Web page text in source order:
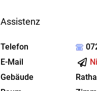
Assistenz
Telefon
E-Mail
Gebäude